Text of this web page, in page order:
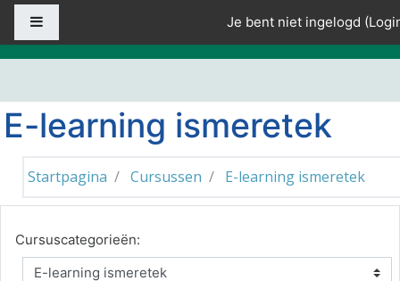
Ga naar hoofdinhoud
Je bent niet ingelogd (
E-learning ismeretek
Startpagina Cursussen E-learning ismeretek
Cursuscategorieën: